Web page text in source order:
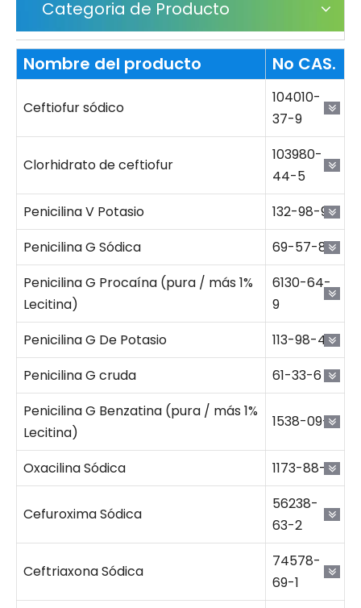
Categoria de Producto
Nombre del producto No CAS.
Ceftiofur sódico
104010-
37-9
Clorhidrato de ceftiofur
103980-
44-5
Penicilina V Potasio
132-98-9
Penicilina G Sódica
69-57-8
Penicilina G Procaína (pura / más 1%
Lecitina)
6130-64-
9
Penicilina G De Potasio
113-98-4
Penicilina G cruda
61-33-6
Penicilina G Benzatina (pura / más 1%
Lecitina)
1538-09-6
Oxacilina Sódica 1173-88-2
Cefuroxima Sódica
56238-
63-2
Ceftriaxona Sódica
74578-
69-1